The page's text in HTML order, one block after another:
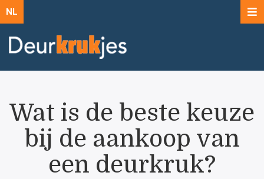
NL
Wat is de beste keuze
bij de aankoop van
een deurkruk?